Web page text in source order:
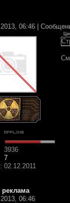
06:46 |
3936
7
: 02.12.2011
реклама
06:46